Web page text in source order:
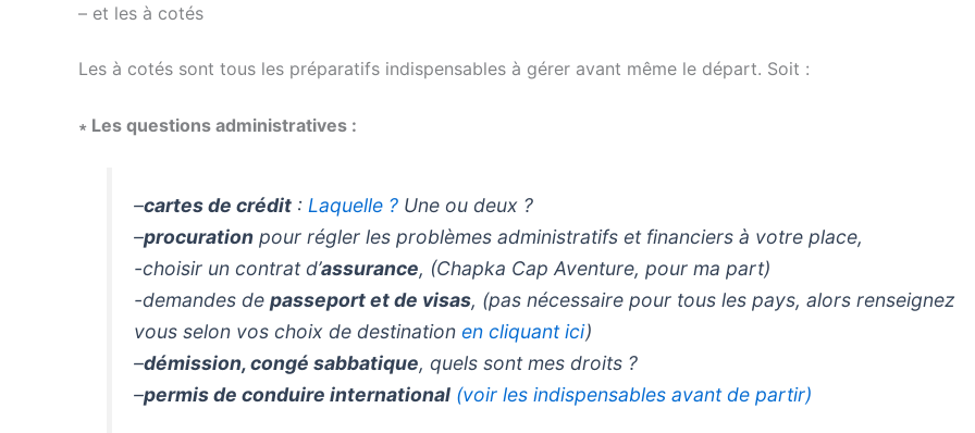
– et les à cotés
Les à cotés sont tous les préparatifs indispensables à gérer avant même le départ. Soit :
∗ Les questions administratives :
–cartes de crédit : Laquelle ? Une ou deux ?
–procuration pour régler les problèmes administratifs et financiers à votre place,
-choisir un contrat d’assurance, (Chapka Cap Aventure, pour ma part)
-demandes depasseport et de visas, (pas nécessaire pour tous les pays, alors renseignez
vous selon vos choix de destinationen cliquant ici)
–démission, congé sabbatique, quels sont mes droits ?
–permis de conduire international (voir les indispensables avant de partir)